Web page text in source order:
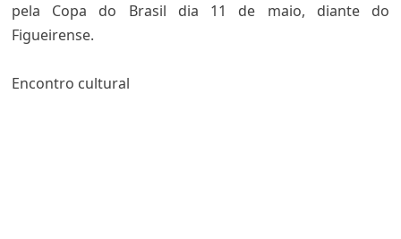
pela Copa do Brasil dia 11 de maio, diante do
Figueirense.
Encontro cultural